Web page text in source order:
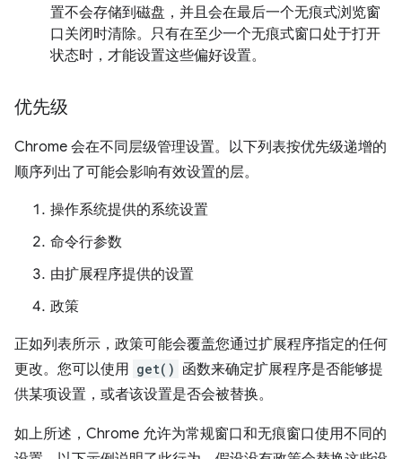
置不会存储到磁盘，并且会在最后一个无痕式浏览窗
口关闭时清除。只有在至少一个无痕式窗口处于打开
状态时，才能设置这些偏好设置。
优先级
Chrome 会在不同层级管理设置。以下列表按优先级递增的
顺序列出了可能会影响有效设置的层。
操作系统提供的系统设置
命令行参数
由扩展程序提供的设置
政策
正如列表所示，政策可能会覆盖您通过扩展程序指定的任何
更改。您可以使用 get() 函数来确定扩展程序是否能够提
供某项设置，或者该设置是否会被替换。
如上所述，Chrome 允许为常规窗口和无痕窗口使用不同的